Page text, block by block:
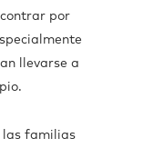
por
llevarse a
las familias